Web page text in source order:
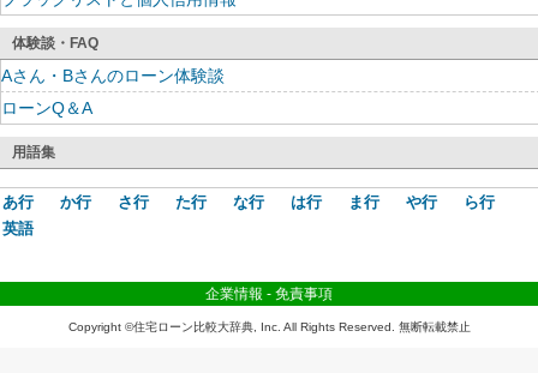
体験談・FAQ
Aさん・Bさんのローン体験談
ローンQ＆A
用語集
あ行 か行 さ行 た行 な行 は行 ま行 や行
ら行
英語
企業情報 - 免責事項
Copyright ©住宅ローン比較大辞典, Inc. All Rights Reserved. 無断転載禁止